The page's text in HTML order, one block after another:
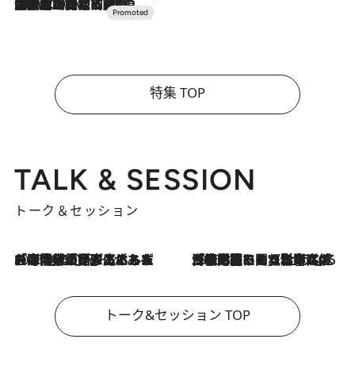
2026.7.10
NEW OPEN！【界 草津】名湯の地に誕生。趣の異なる2種の温泉と上州ならではの会席・蕎麦割烹など美食を味わう究極の癒やし旅
特集 TOP
TALK & SESSION
トーク＆セッション
2026.8.3
「今後値上げがあるとすれば…」「リスクがあるのは今年の冬」エネルギー専門家が語る、ホルムズ海峡封鎖が家庭にもたらす“ある心配” 2026.8.3
「住宅建てられない…」「サーチャージ料の高値が続いている」ホルムズ海峡封鎖による影響はいつまで続く？《エネルギー専門家に聞く“どうなる日本の暮らし”》
トーク&セッション TOP